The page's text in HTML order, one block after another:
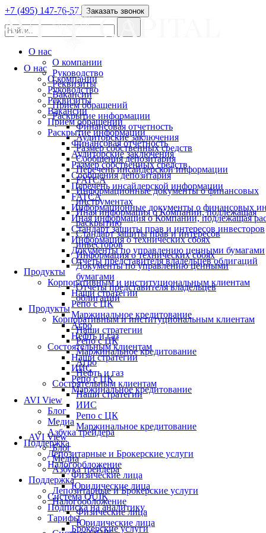
О нас
О компании
Руководство
Реквизиты
Вакансии
Прием обращений
Раскрытие информации
Финансовая отчетность
Аудиторские заключения
Размер собственных средств
Сообщения депозитария
Перечень инсайдерской информации
FATCA
Информационные документы о финансовых
Иная информация о Компании, подлежащая
Стандарт защиты прав и интересов инвесторов
Информация о технических сбоях
Документы по управлению ценными бумагами
Отчеты представителя владельцев облигаций
Продукты
Корпоративным и институциональным клиентам
Наши стратегии
Репо с ЦК
Маржинальное кредитование
Агро
Нефть и газ
Состоятельным клиентам
Наши стратегии
ИИС
Репо с ЦК
Маржинальное кредитование
AVI View
Блог
Медиа
Азбука трейдера
Поддержка
Депозитарные и Брокерские услуги
Налогообложение
Физические лица
Юридические лица
Система QUIK
Подписка на аналитику
Тарифы
Брокерские услуги
+7 (495) 147-76-57 Заказать звонок
О нас
О компании
Руководство
Реквизиты
Вакансии
Прием обращений
Раскрытие информации
Финансовая отчетность
Аудиторские заключения
Размер собственных средств
Сообщения депозитария
Перечень инсайдерской информации
FATCA
Информационные документы о финансовых
инструментах
Иная информация о Компании, подлежащая
раскрытию
Стандарт защиты прав и интересов
инвесторов
Информация о технических сбоях
Документы по управлению ценными
бумагами
Отчеты представителя владельцев
облигаций
Продукты
Корпоративным и институциональным клиентам
Наши стратегии
Репо с ЦК
Маржинальное кредитование
Агро
Нефть и газ
Состоятельным клиентам
Наши стратегии
ИИС
Репо с ЦК
Маржинальное кредитование
AVI View
Блог
Медиа
Азбука трейдера
Поддержка
Депозитарные и Брокерские услуги
Налогообложение
Физические лица
Юридические лица